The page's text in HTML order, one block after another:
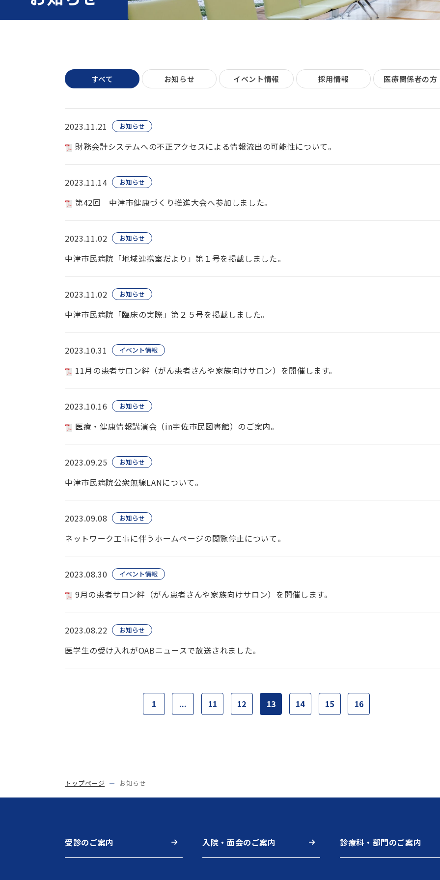
すべて お知らせ イベント情報 採用情報 医療関係者の方
2023.11.21 お知らせ
財務会計システムへの不正アクセスによる情報流出の可能性について。
2023.11.14 お知らせ
第42回 中津市健康づくり推進大会へ参加しました。
2023.11.02 お知らせ
中津市民病院「地域連携室だより」第１号を掲載しました。
2023.11.02 お知らせ
中津市民病院「臨床の実際」第２５号を掲載しました。
2023.10.31 イベント情報
11月の患者サロン絆（がん患者さんや家族向けサロン）を開催します。
2023.10.16 お知らせ
医療・健康情報講演会（in宇佐市民図書館）のご案内。
2023.09.25 お知らせ
中津市民病院公衆無線LANについて。
2023.09.08 お知らせ
ネットワーク工事に伴うホームページの閲覧停止について。
2023.08.30 イベント情報
9月の患者サロン絆（がん患者さんや家族向けサロン）を開催します。
2023.08.22 お知らせ
医学生の受け入れがOABニュースで放送されました。
1 ... 11 12 13 14 15 16
トップページ お知らせ
受診のご案内 入院・面会のご案内 診療科・部門のご案内